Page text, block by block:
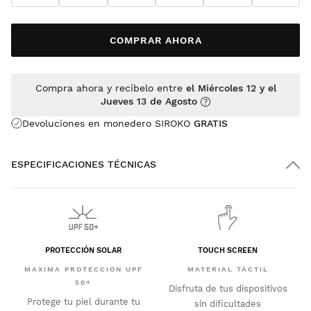
COMPRAR AHORA
Devoluciones en monedero SIROKO GRATIS
Compra ahora y recíbelo entre el Miércoles 12 y el
Jueves 13 de Agosto
ESPECIFICACIONES TÉCNICAS
PROTECCIÓN SOLAR
MÁXIMA PROTECCIÓN UPF
50+
Protege tu piel durante tu
TOUCH SCREEN
MATERIAL TÁCTIL
Disfruta de tus dispositivos
sin dificultades